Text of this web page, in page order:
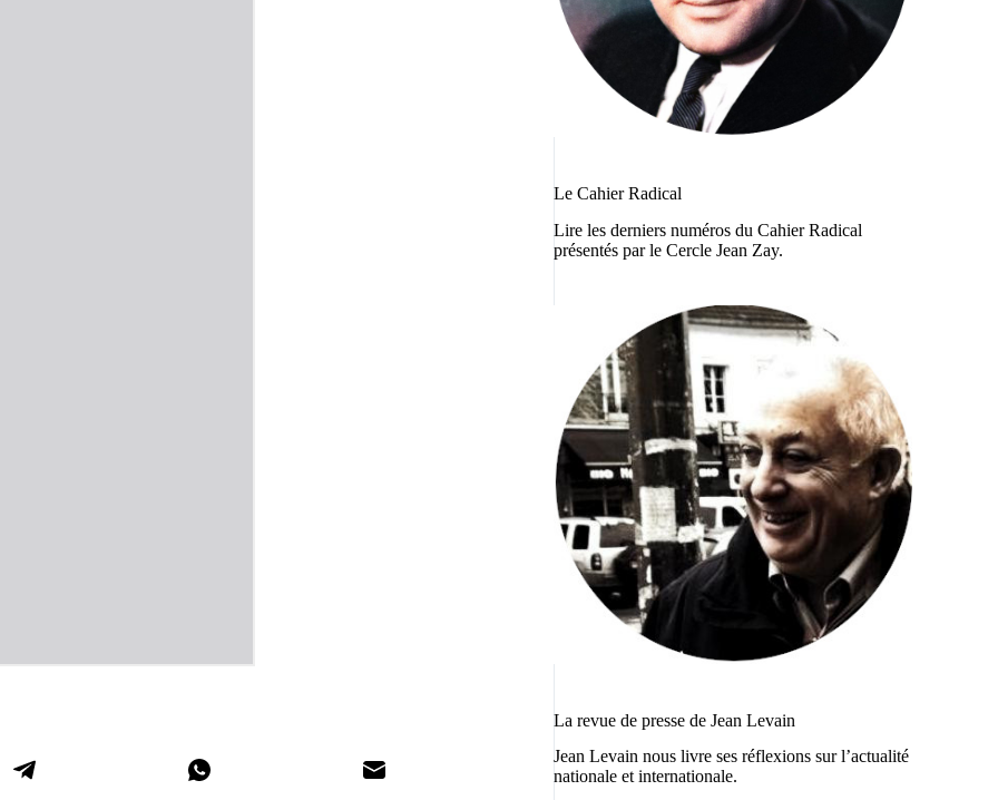
Le Cahier Radical
Lire les derniers numéros du Cahier Radical
présentés par le Cercle Jean Zay.
La revue de presse de Jean Levain
Jean Levain nous livre ses réflexions sur l’actualité
nationale et internationale.